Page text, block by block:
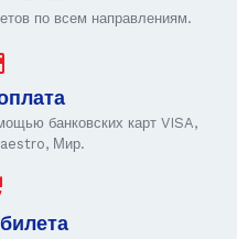
по всем направлениям.
банковских карт VISA,
Мир.